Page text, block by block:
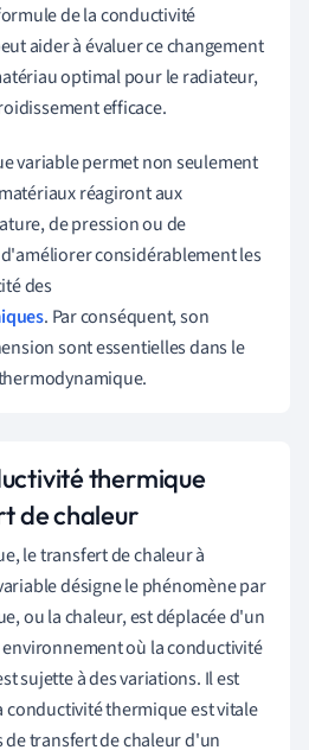
de la conductivité
aider à évaluer ce changement
optimal pour le radiateur,
efficace.
variable permet non seulement
réagiront aux
de pression ou de
considérablement les
des
. Par conséquent, son
sont essentielles dans le
thermique
de chaleur
le transfert de chaleur à
désigne le phénomène par
ou la chaleur, est déplacée d'un
où la conductivité
sujette à des variations. Il est
conductivité thermique est vitale
de transfert de chaleur d'un